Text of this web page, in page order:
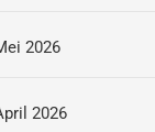
2026
2026